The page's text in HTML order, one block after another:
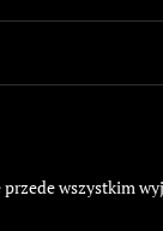
wszystkim